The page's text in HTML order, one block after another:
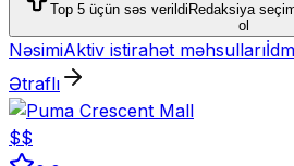
Top 5 üçün səs verildi Redaksiya
ol
NəsimiAktiv istirahət məhsulları
Ətraflı
$$